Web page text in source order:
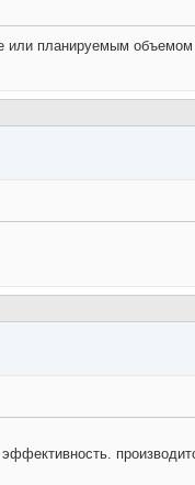
планируемым